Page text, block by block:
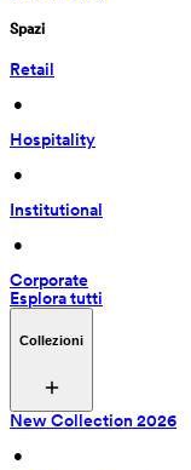
Spazi
Retail
•
Hospitality
•
Institutional
•
Corporate
Esplora tutti
Collezioni
New Collection 2026
•